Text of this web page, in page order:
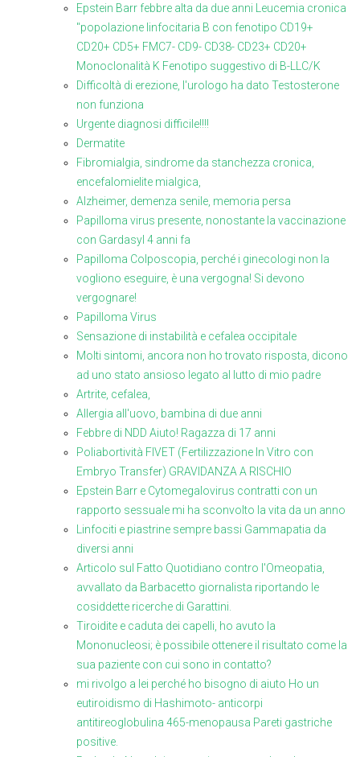
Epstein Barr febbre alta da due anni Leucemia cronica
"popolazione linfocitaria B con fenotipo CD19+
CD20+ CD5+ FMC7- CD9- CD38- CD23+ CD20+
Monoclonalità K Fenotipo suggestivo di B-LLC/K
Difficoltà di erezione, l'urologo ha dato Testosterone
non funziona
Urgente diagnosi difficile!!!!
Dermatite
Fibromialgia, sindrome da stanchezza cronica,
encefalomielite mialgica,
Alzheimer, demenza senile, memoria persa
Papilloma virus presente, nonostante la vaccinazione
con Gardasyl 4 anni fa
Papilloma Colposcopia, perché i ginecologi non la
vogliono eseguire, è una vergogna! Si devono
vergognare!
Papilloma Virus
Sensazione di instabilità e cefalea occipitale
Molti sintomi, ancora non ho trovato risposta, dicono
ad uno stato ansioso legato al lutto di mio padre
Artrite, cefalea,
Allergia all'uovo, bambina di due anni
Febbre di NDD Aiuto! Ragazza di 17 anni
Poliabortività FIVET (Fertilizzazione In Vitro con
Embryo Transfer) GRAVIDANZA A RISCHIO
Epstein Barr e Cytomegalovirus contratti con un
rapporto sessuale mi ha sconvolto la vita da un anno
Linfociti e piastrine sempre bassi Gammapatia da
diversi anni
Articolo sul Fatto Quotidiano contro l'Omeopatia,
avvallato da Barbacetto giornalista riportando le
cosiddette ricerche di Garattini.
Tiroidite e caduta dei capelli, ho avuto la
Mononucleosi; è possibile ottenere il risultato come la
sua paziente con cui sono in contatto?
mi rivolgo a lei perché ho bisogno di aiuto Ho un
eutiroidismo di Hashimoto- anticorpi
antitireoglobulina 465-menopausa Pareti gastriche
positive.